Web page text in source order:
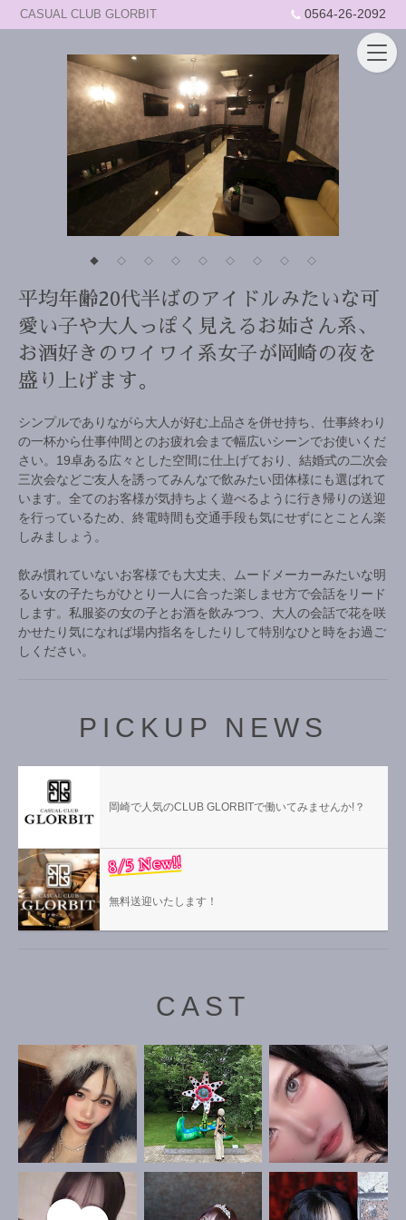
CASUAL CLUB GLORBIT 0564-26-2092
◆ ◇ ◇ ◇ ◇ ◇ ◇ ◇ ◇
平均年齢20代半ばのアイドルみたいな可
愛い子や大人っぽく見えるお姉さん系、
お酒好きのワイワイ系女子が岡崎の夜を
盛り上げます。
シンプルでありながら大人が好む上品さを併せ持ち、仕事終わり
の一杯から仕事仲間とのお疲れ会まで幅広いシーンでお使いくだ
さい。19卓ある広々とした空間に仕上げており、結婚式の二次会
三次会などご友人を誘ってみんなで飲みたい団体様にも選ばれて
います。全てのお客様が気持ちよく遊べるように行き帰りの送迎
を行っているため、終電時間も交通手段も気にせずにとことん楽
しみましょう。
飲み慣れていないお客様でも大丈夫、ムードメーカーみたいな明
るい女の子たちがひとり一人に合った楽しませ方で会話をリード
します。私服姿の女の子とお酒を飲みつつ、大人の会話で花を咲
かせたり気になれば場内指名をしたりして特別なひと時をお過ご
しください。
PICKUP NEWS
岡崎で人気のCLUB GLORBITで働いてみませんか!？
8/5 New!!
無料送迎いたします！
CAST